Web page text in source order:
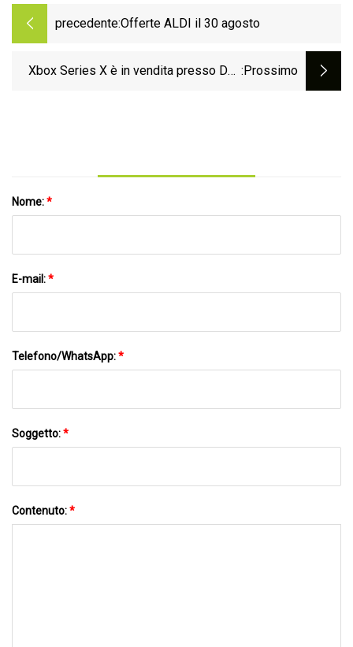
precedente:Offerte ALDI il 30 agosto
Xbox Series X è in vendita presso Dell :Prossimo
Nome:*
E-mail:*
Telefono/WhatsApp:*
Soggetto:*
Contenuto:*